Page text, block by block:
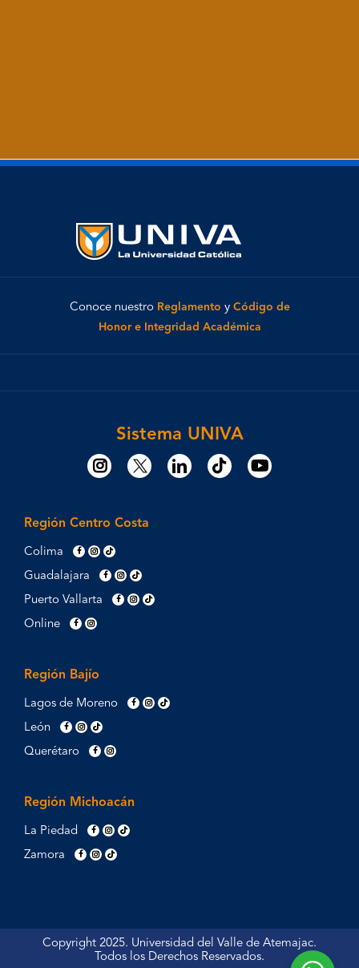
Conoce nuestro Reglamento y Código de
Honor e Integridad Académica
Sistema UNIVA
Región Centro Costa
Colima
Guadalajara
Puerto Vallarta
Online
Región Bajío
Lagos de Moreno
León
Querétaro
Región Michoacán
La Piedad
Zamora
Copyright 2025. Universidad del Valle de Atemajac.
Todos los Derechos Reservados.